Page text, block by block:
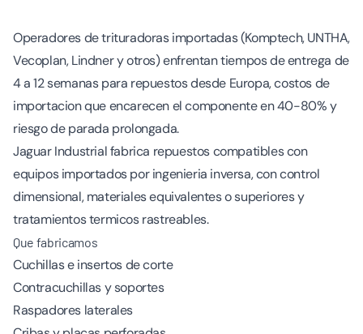
Operadores de trituradoras importadas (Komptech, UNTHA,
Vecoplan, Lindner y otros) enfrentan tiempos de entrega de
4 a 12 semanas para repuestos desde Europa, costos de
importacion que encarecen el componente en 40-80% y
riesgo de parada prolongada.
Jaguar Industrial fabrica repuestos compatibles con
equipos importados por ingenieria inversa, con control
dimensional, materiales equivalentes o superiores y
tratamientos termicos rastreables.
Que fabricamos
Cuchillas e insertos de corte
Contracuchillas y soportes
Raspadores laterales